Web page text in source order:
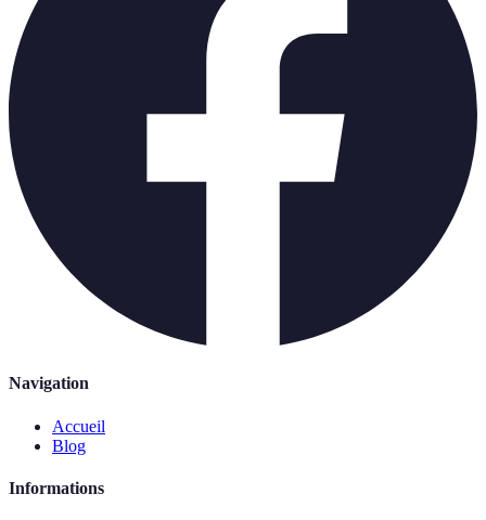
Navigation
Accueil
Blog
Informations